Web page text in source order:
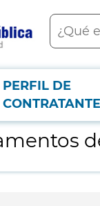
Buscar
PERFIL DE
CONTRATANTE
de Hemoderivados